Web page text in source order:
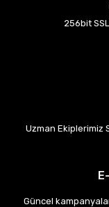
256bit
Uzman Ekiplerimiz
Güncel